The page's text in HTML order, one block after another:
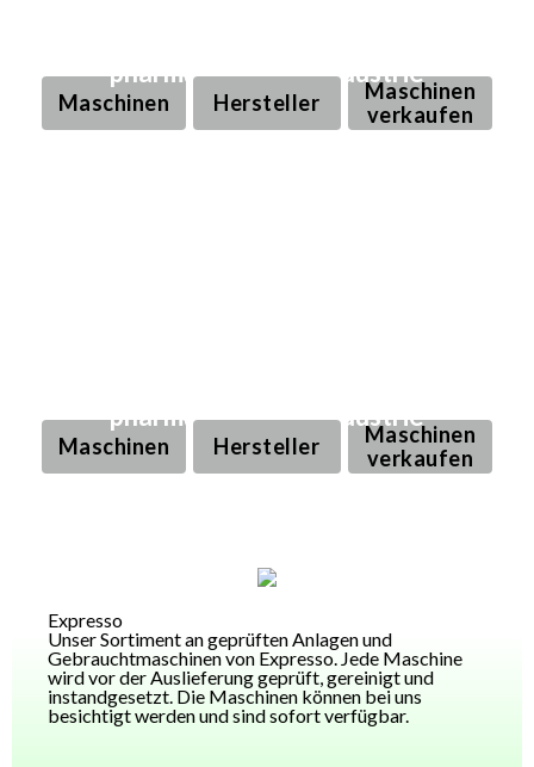
pharmazeutische Industrie
Hersteller
Maschinen
Maschinen
verkaufen
pharmazeutische Industrie
Hersteller
Maschinen
Maschinen
verkaufen
Expresso
Unser Sortiment an geprüften Anlagen und
Gebrauchtmaschinen von Expresso. Jede Maschine
wird vor der Auslieferung geprüft, gereinigt und
instandgesetzt. Die Maschinen können bei uns
besichtigt werden und sind sofort verfügbar.